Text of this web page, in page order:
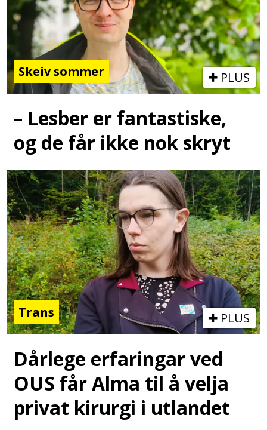
Skeiv sommer PLUS
– Lesber er fantastiske,
og de får ikke nok skryt
Trans PLUS
Dårlege erfaringar ved
OUS får Alma til å velja
privat kirurgi i utlandet